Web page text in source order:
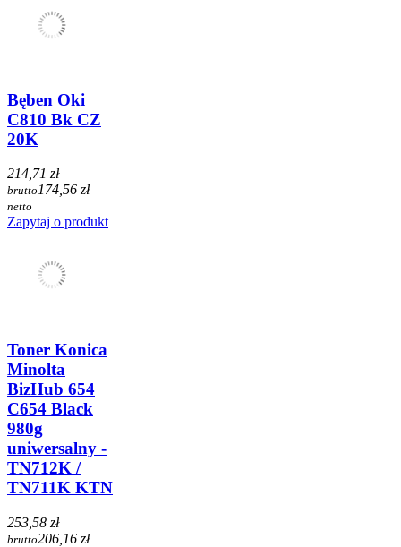
Bęben Oki
C810 Bk CZ
20K
214,71 zł
brutto174,56 zł
netto
Zapytaj o produkt
Toner Konica
Minolta
BizHub 654
C654 Black
980g
uniwersalny -
TN712K /
TN711K KTN
253,58 zł
brutto206,16 zł